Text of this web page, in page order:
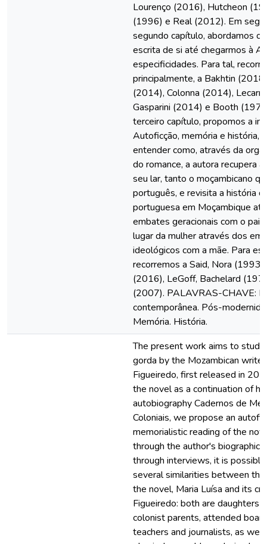
Lourenço (2016), Hutcheon
(1996) e Real (2012). Em
segundo capítulo, abordamos o
escrita de si até chegarmos à
especificidades. Para tal,
principalmente, a Bakhtin
(2014), Colonna (2014),
Gasparini (2014) e Booth
terceiro capítulo, propomos a
Autoficção, memória e história,
entender como, através da
do romance, a autora recupera
seu lar, tanto o moçambicano
português, e revisita a história
portuguesa em Moçambique
embates geracionais com o pai
lugar da mulher através dos
ideológicos com a mãe. Para
recorremos a Said, Nora
(2016), LeGoff, Bachelard
(2007). PALAVRAS-CHAVE:
contemporânea. Pós-
Memória. História.
The present work aims to
gorda by the Mozambican
Figueiredo, first released in
the novel as a continuation of
autobiography Cadernos de
Coloniais, we propose an
memorialistic reading of the
through the author's
through interviews, it is
several similarities between
the novel, Maria Luísa and its
Figueiredo: both are daughters
colonist parents, attended
teachers and journalists, as